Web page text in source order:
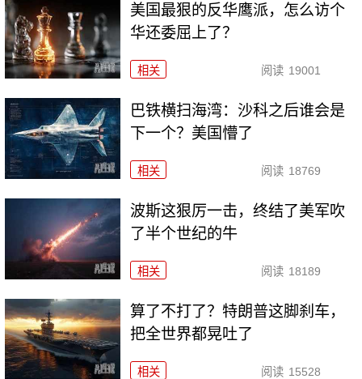
美国最狠的反华鹰派，怎么访个
华还委屈上了？
相关 阅读 19001
巴铁横扫海湾：沙科之后谁会是
下一个？美国懵了
相关 阅读 18769
波斯这狠厉一击，终结了美军吹
了半个世纪的牛
相关 阅读 18189
算了不打了？特朗普这脚刹车，
把全世界都晃吐了
相关 阅读 15528